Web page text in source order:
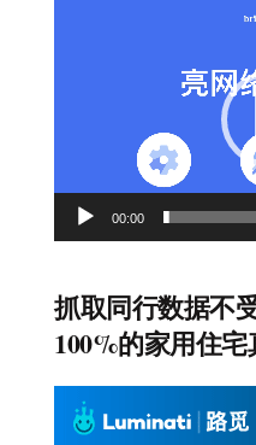
00:00
抓取同行数据不
100%的家用住宅